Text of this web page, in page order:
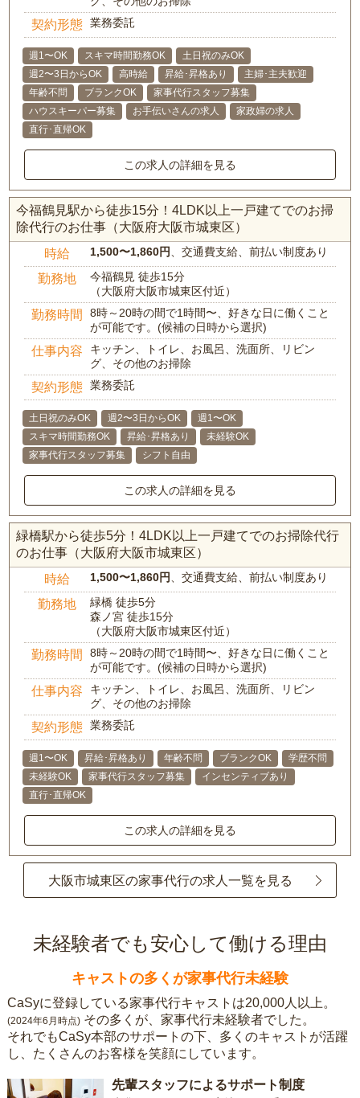
契約形態 業務委託
週1〜OK スキマ時間勤務OK
土日祝のみOK
週2〜3日からOK
高時給 昇給･昇格あり
主婦･主夫歓迎
年齢不問
ブランクOK
家事代行スタッフ募集
ハウスキーパー募集
お手伝いさんの求人
家政婦の求人
直行･直帰OK
この求人の詳細を見る
今福鶴見駅から徒歩15分！4LDK以上一戸建てでのお掃
除代行のお仕事（大阪府大阪市城東区）
時給 1,500〜1,860円 、交通費支給、前払い制度あり
勤務地
今福鶴見 徒歩15分
（大阪府大阪市城東区付近）
勤務時間
8時～20時の間で1時間〜、好きな日に働くこと
が可能です。(候補の日時から選択)
仕事内容
キッチン、トイレ、お風呂、洗面所、リビン
グ、その他のお掃除
契約形態 業務委託
土日祝のみOK 週2〜3日からOK
週1〜OK
スキマ時間勤務OK
昇給･昇格あり
未経験OK
家事代行スタッフ募集
シフト自由
この求人の詳細を見る
緑橋駅から徒歩5分！4LDK以上一戸建てでのお掃除代行
のお仕事（大阪府大阪市城東区）
時給 1,500〜1,860円 、交通費支給、前払い制度あり
勤務地
緑橋 徒歩5分
森ノ宮 徒歩15分
（大阪府大阪市城東区付近）
勤務時間
8時～20時の間で1時間〜、好きな日に働くこと
が可能です。(候補の日時から選択)
仕事内容
キッチン、トイレ、お風呂、洗面所、リビン
グ、その他のお掃除
契約形態 業務委託
週1〜OK 昇給･昇格あり 年齢不問 ブランクOK
学歴不問
未経験OK
家事代行スタッフ募集
インセンティブあり
直行･直帰OK
この求人の詳細を見る
大阪市城東区の家事代行の求人一覧を見る
未経験者でも安心して働ける理由
キャストの多くが家事代行未経験
CaSyに登録している家事代行キャストは20,000人以上。
(2024年6月時点) その多くが、家事代行未経験者でした。
それでもCaSy本部のサポートの下、多くのキャストが活躍
し、たくさんのお客様を笑顔にしています。
先輩スタッフによるサポート制度